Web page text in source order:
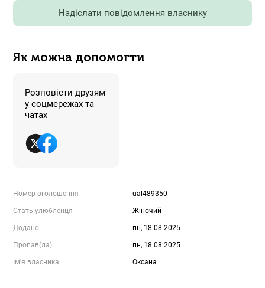
Надіслати повідомлення власнику
Як можна допомогти
Розповісти друзям
у соцмережах та
чатах
Номер оголошення ual489350
Стать улюбленця Жіночий
Додано пн, 18.08.2025
Пропав(ла) пн, 18.08.2025
Ім'я власника Оксана